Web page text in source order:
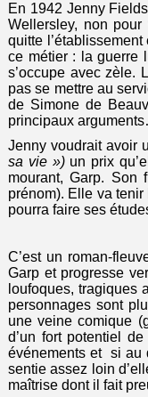
En 1942 Jenny
Wellersley, non
quitte
ce métier : la guerre
s’occupe avec zèle.
pas se mettre au
de Simone de
principaux
Jenny voudrait avoir
sa vie »)un prix
mourant, Garp. Son
prénom). Elle va
pourra faire ses
C’est un roman-
Garp et progresse
loufoques, tragiques
personnages sont
une veine comique
d’un fort potentiel
événements et si au
sentie assez loin
maîtrise dont il fait